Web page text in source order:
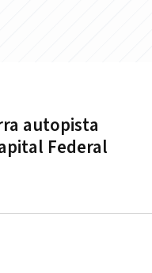
autopista
Federal